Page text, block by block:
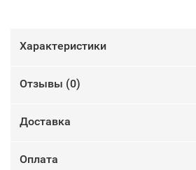
Характеристики
Отзывы (0)
Доставка
Оплата